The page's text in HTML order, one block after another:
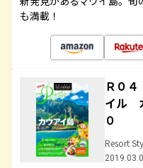
も満載！
Ｒ０
イル
０
Resort